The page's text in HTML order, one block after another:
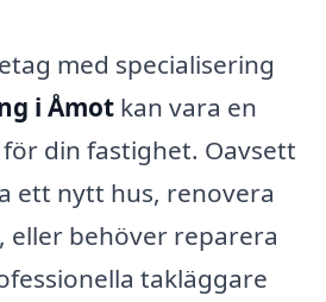
med specialisering
i Åmot kan vara en
din fastighet. Oavsett
ett nytt hus, renovera
eller behöver reparera
takläggare